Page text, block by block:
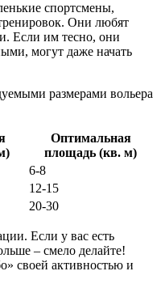
спортсмены,
Они любят
Если им тесно, они
могут даже начать
размерами вольера
Оптимальная
площадь (кв. м)
6-8
12-15
20-30
Если у вас есть
– смело делайте!
своей активностью и